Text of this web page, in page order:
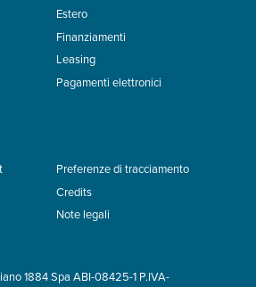
Estero
Finanziamenti
Leasing
Pagamenti elettronici
Preferenze di tracciamento
Credits
Note legali
1884 Spa ABI-08425-1 P.IVA-